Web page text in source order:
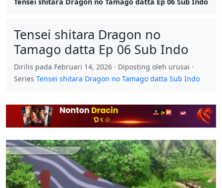
Tensei shitara Dragon no
Tamago datta Ep 06 Sub Indo
Dirilis pada Februari 14, 2026 · Diposting oleh urusai ·
Series Tensei shitara Dragon no Tamago datta Sub Indo